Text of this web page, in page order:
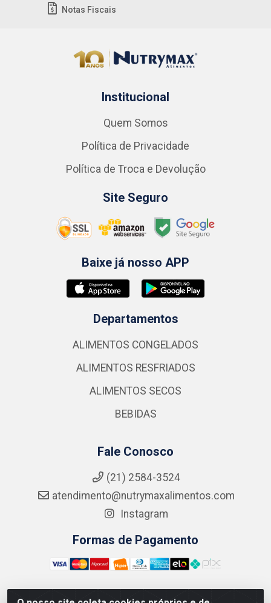
Notas Fiscais
Institucional
Quem Somos
Política de Privacidade
Política de Troca e Devolução
Site Seguro
Baixe já nosso APP
Departamentos
ALIMENTOS CONGELADOS
ALIMENTOS RESFRIADOS
ALIMENTOS SECOS
BEBIDAS
Fale Conosco
(21) 2584-3524
atendimento@nutrymaxalimentos.com
Instagram
Formas de Pagamento